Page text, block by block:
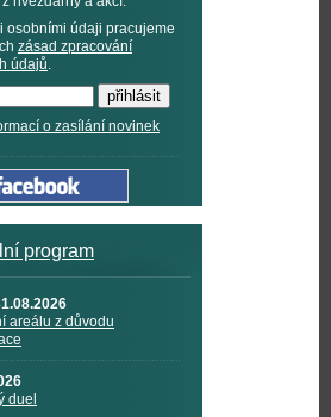
osobními údaji pracujeme
zásad zpracování
údajů
o zasílání novinek
program
areálu z důvodu
duel